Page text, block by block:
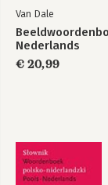
Van Dale
Nederlands
€ 20,99